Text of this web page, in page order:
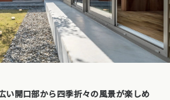
い開口部から四季折々の風景が楽しめ